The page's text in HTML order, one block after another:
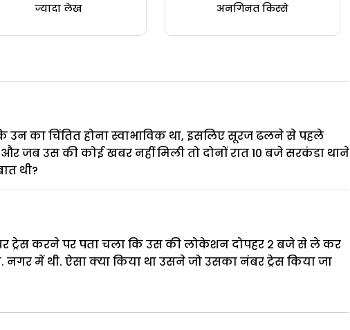
ज्यादा लेख
अनगिनत किस्से
उन का चिंतित होना स्वाभाविक था, इसलिए सूरज ढलने से पहले
जब उस की कोई खबर नहीं मिली तो दोनों रात 10 बजे सरकंडा थाने
थी?
ट्रेस करने पर पता चला कि उस की लोकेशन दोपहर 2 बजे से ले कर
में थी. ऐसा क्या किया था उसने जो उसका नंबर ट्रेस किया जा